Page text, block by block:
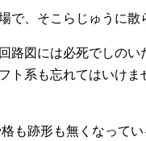
で、そこらじゅうに散
路図には必死でしの
系も忘れてはいけま
も跡形も無くなってい